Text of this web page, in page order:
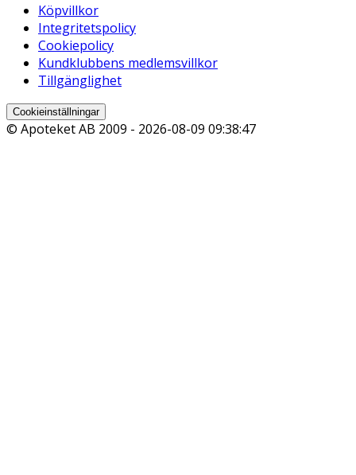
Köpvillkor
Integritetspolicy
Cookiepolicy
Kundklubbens medlemsvillkor
Tillgänglighet
Cookieinställningar
© Apoteket AB 2009 - 2026-08-09 09:38:47